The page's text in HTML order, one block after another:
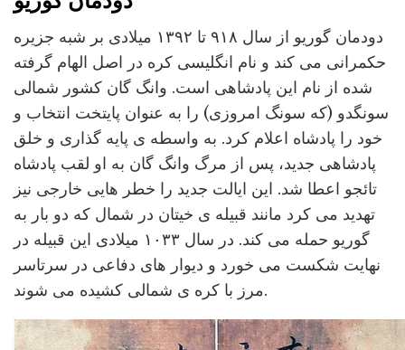
دودمان گوریو از سال ۹۱۸ تا ۱۳۹۲ میلادی بر شبه جزیره
حکمرانی می کند و نام انگلیسی کره در اصل الهام گرفته
شده از نام این پادشاهی است. وانگ گان کشور شمالی
سونگدو (که سونگ امروزی) را به عنوان پایتخت انتخاب و
خود را پادشاه اعلام کرد. به واسطه ی پایه گذاری و خلق
پادشاهی جدید، پس از مرگ وانگ گان به او لقب پادشاه
تائجو اعطا شد. این ایالت جدید را خطر هایی خارجی نیز
تهدید می کرد مانند قبیله ی خیتان در شمال که دو بار به
گوریو حمله می کند. در سال ۱۰۳۳ میلادی این قبیله در
نهایت شکست می خورد و دیوار های دفاعی در سرتاسر
مرز با کره ی شمالی کشیده می شوند.